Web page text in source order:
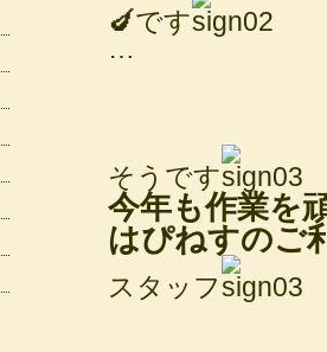
🍆です
…
そうです
今年も作業を
はぴねすのご
スタッフ